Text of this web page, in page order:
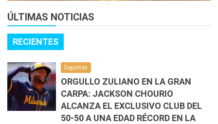
ÚLTIMAS NOTICIAS
RECIENTES
Deportes
ORGULLO ZULIANO EN LA GRAN
CARPA: JACKSON CHOURIO
ALCANZA EL EXCLUSIVO CLUB DEL
50-50 A UNA EDAD RÉCORD EN LA